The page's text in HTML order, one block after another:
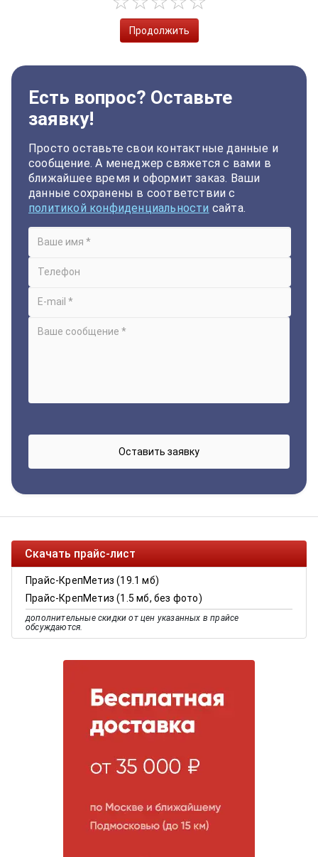
Продолжить
Есть вопрос? Оставьте
заявку!
Просто оставьте свои контактные данные и
сообщение. А менеджер свяжется с вами в
ближайшее время и оформит заказ. Ваши
данные сохранены в соответствии с
политикой конфиденциальности сайта.
Скачать прайс-лист
Прайс-КрепМетиз (19.1 мб)
Прайс-КрепМетиз (1.5 мб, без фото)
дополнительные скидки от цен указанных в прайсе
обсуждаются.